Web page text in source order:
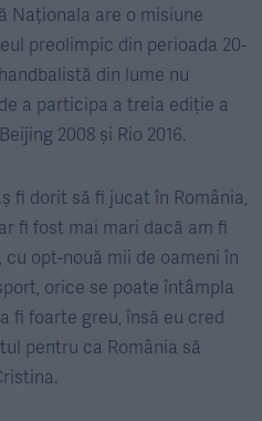
Naționala are o misiune
preolimpic din perioada 20-
din lume nu
a participa a treia ediție a
2008 și Rio 2016.
fi dorit să fi jucat în România,
fi fost mai mari dacă am fi
cu opt-nouă mii de oameni în
orice se poate întâmpla
fi foarte greu, însă eu cred
pentru ca România să